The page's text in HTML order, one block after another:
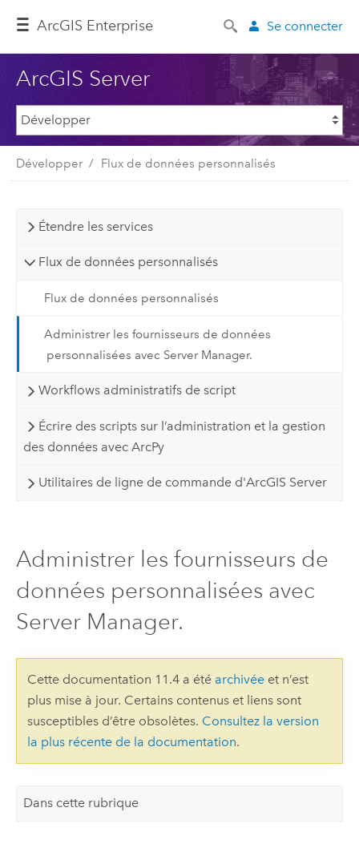
ArcGIS Enterprise Se connecter
ArcGIS Server
Développer Flux de données personnalisés
Étendre les services
Flux de données personnalisés
Flux de données personnalisés
Administrer les fournisseurs de données
personnalisées avec Server Manager.
Workflows administratifs de script
Écrire des scripts sur l’administration et la gestion
des données avec ArcPy
Utilitaires de ligne de commande d'ArcGIS Server
Administrer les fournisseurs de
données personnalisées avec
Server Manager.
Cette documentation 11.4 a été archivéeet n’est
plus mise à jour. Certains contenus et liens sont
susceptibles d’être obsolètes. Consultez la version
la plus récente de la documentation.
Dans cette rubrique